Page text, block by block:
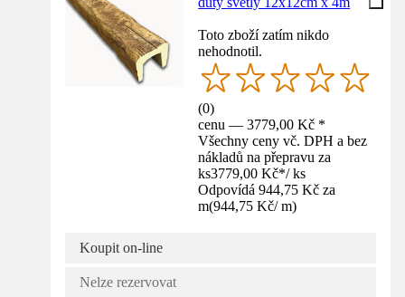
Toto zboží zatím nikdo
nehodnotil.
(0)
cenu — 3779,00 Kč *
Všechny ceny vč. DPH a bez
nákladů na přepravu za
ks3779,00 Kč*/ ks
Odpovídá 944,75 Kč za
m(944,75 Kč/ m)
Koupit on-line
Nelze rezervovat